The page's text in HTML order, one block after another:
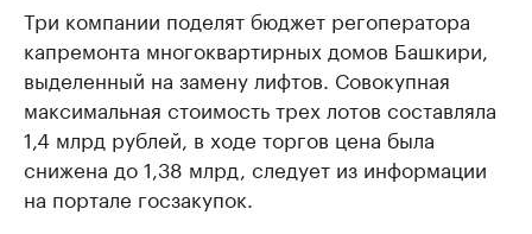
Три компании поделят бюджет регоператора
капремонта многоквартирных домов Башкири,
выделенный на замену лифтов. Совокупная
максимальная стоимость трех лотов составляла
1,4 млрд рублей, в ходе торгов цена была
снижена до 1,38 млрд, следует из информации
на портале госзакупок.